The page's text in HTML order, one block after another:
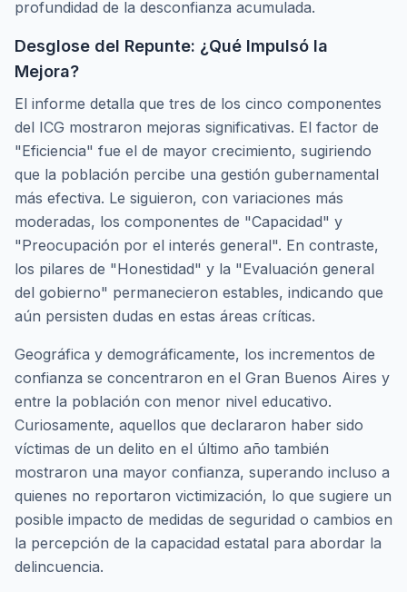
profundidad de la desconfianza acumulada.
Desglose del Repunte: ¿Qué Impulsó la
Mejora?
El informe detalla que tres de los cinco componentes
del ICG mostraron mejoras significativas. El factor de
"Eficiencia" fue el de mayor crecimiento, sugiriendo
que la población percibe una gestión gubernamental
más efectiva. Le siguieron, con variaciones más
moderadas, los componentes de "Capacidad" y
"Preocupación por el interés general". En contraste,
los pilares de "Honestidad" y la "Evaluación general
del gobierno" permanecieron estables, indicando que
aún persisten dudas en estas áreas críticas.
Geográfica y demográficamente, los incrementos de
confianza se concentraron en el Gran Buenos Aires y
entre la población con menor nivel educativo.
Curiosamente, aquellos que declararon haber sido
víctimas de un delito en el último año también
mostraron una mayor confianza, superando incluso a
quienes no reportaron victimización, lo que sugiere un
posible impacto de medidas de seguridad o cambios en
la percepción de la capacidad estatal para abordar la
delincuencia.